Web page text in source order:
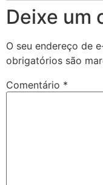
Deixe um
O seu endereço de
obrigatórios são
Comentário *